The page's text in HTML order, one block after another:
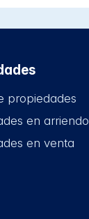
propiedades
en arriendo
en venta